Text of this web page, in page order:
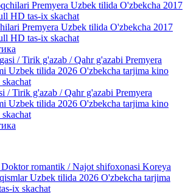
Premyera Uzbek tilida O'zbekcha 2017
HD tas-ix skachat
/ Tirik g'azab / Qahr g'azabi Premyera
Uzbek tilida 2026 O'zbekcha tarjima kino